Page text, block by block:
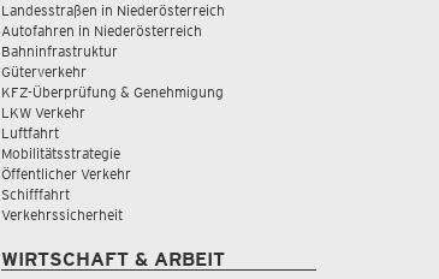
Landesstraßen in Niederösterreich
Autofahren in Niederösterreich
Bahninfrastruktur
Güterverkehr
KFZ-Überprüfung & Genehmigung
LKW Verkehr
Luftfahrt
Mobilitätsstrategie
Öffentlicher Verkehr
Schifffahrt
Verkehrssicherheit
WIRTSCHAFT & ARBEIT